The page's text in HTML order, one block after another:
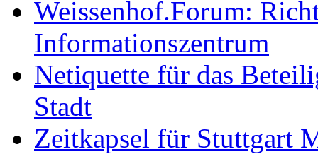
Weissenhof.Forum:
Informationszentrum
Netiquette für das
Stadt
Zeitkapsel für Stuttgart